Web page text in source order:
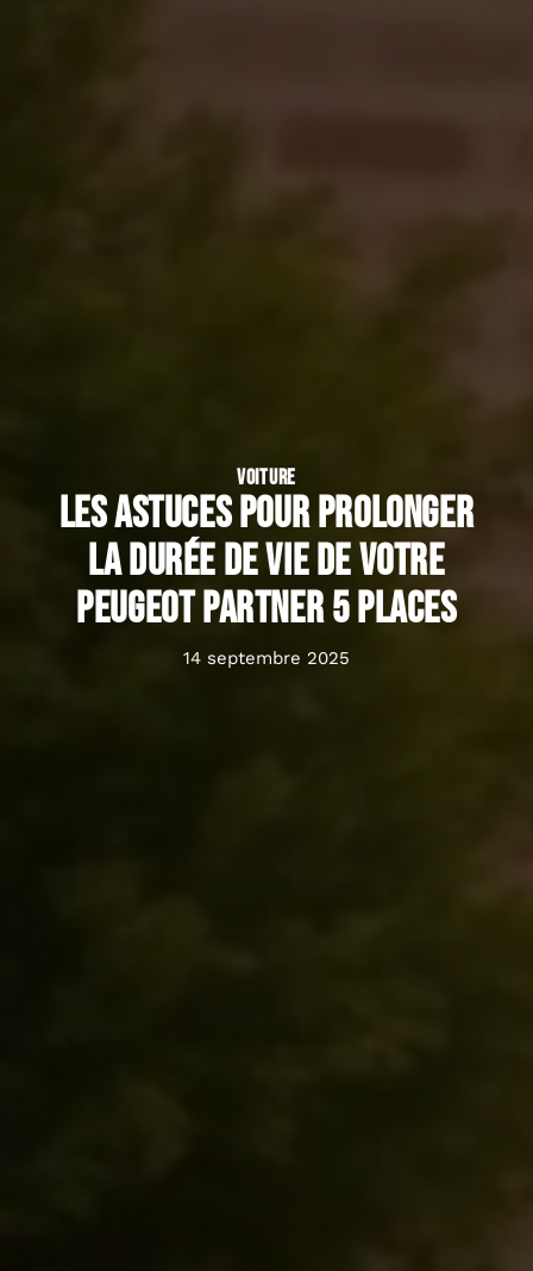
VOITURE
Les astuces pour prolonger
la durée de vie de votre
Peugeot Partner 5 places
14 septembre 2025